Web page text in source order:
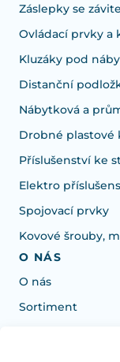
Záslepky se
Ovládací prvky a
Kluzáky pod
Distanční
Nábytková a
Drobné
Příslušenství ke
Elektro
Spojovací prvky
Kovové šrouby,
O NÁS
O nás
Sortiment
Potřebujete